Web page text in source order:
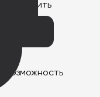
получить
возможность